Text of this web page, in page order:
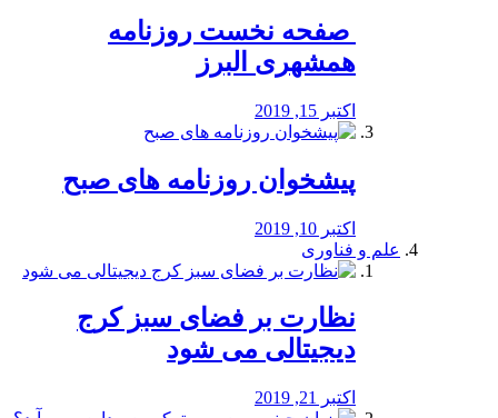
️ صفحه نخست روزنامه‌
همشهری البرز
اکتبر 15, 2019
پیشخوان روزنامه های صبح
اکتبر 10, 2019
علم و فناوری
نظارت بر فضای سبز کرج
دیجیتالی می شود
اکتبر 21, 2019